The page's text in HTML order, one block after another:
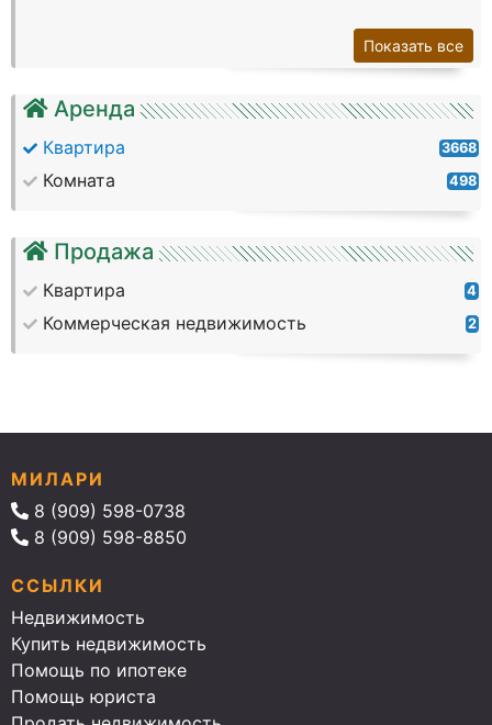
Аренда
Квартира 3668
Комната 498
Продажа
Квартира 4
Коммерческая недвижимость 2
Показать все
МИЛАРИ
8 (909) 598-0738
8 (909) 598-8850
ССЫЛКИ
Недвижимость
Купить недвижимость
Помощь по ипотеке
Помощь юриста